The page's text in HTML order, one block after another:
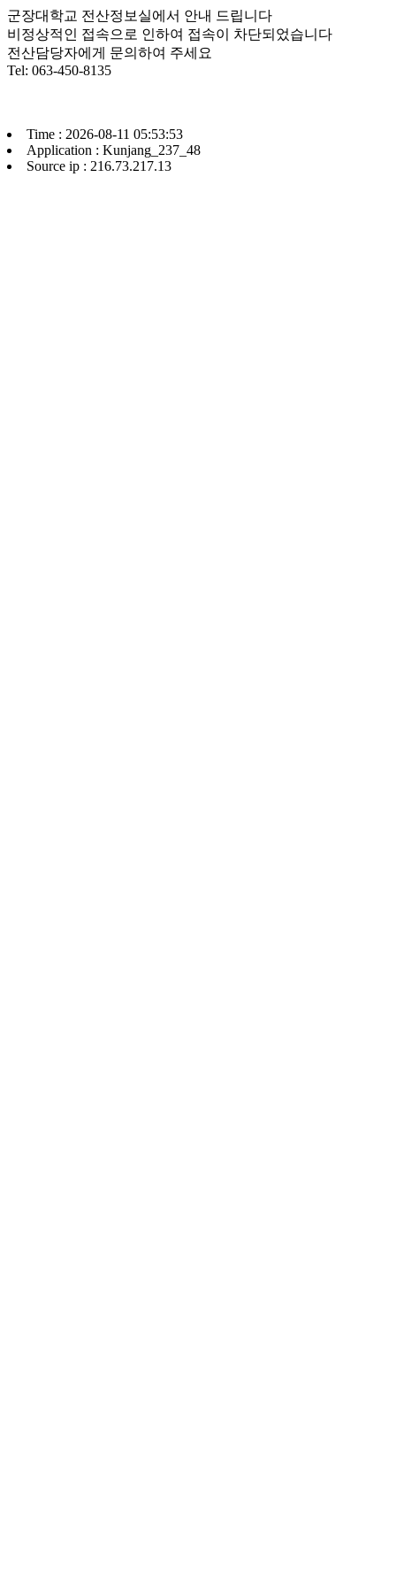
군장대학교 전산정보실에서 안내 드립니다
비정상적인 접속으로 인하여 접속이 차단되었습니다
전산담당자에게 문의하여 주세요
Tel: 063-450-8135
Time : 2026-08-11 05:53:53
Application : Kunjang_237_48
Source ip : 216.73.217.13